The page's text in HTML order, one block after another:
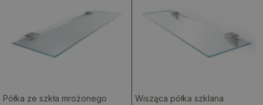
Półka ze szkła mrożonego
Wisząca półka szklana